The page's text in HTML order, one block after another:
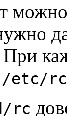
При
/etc/
rc